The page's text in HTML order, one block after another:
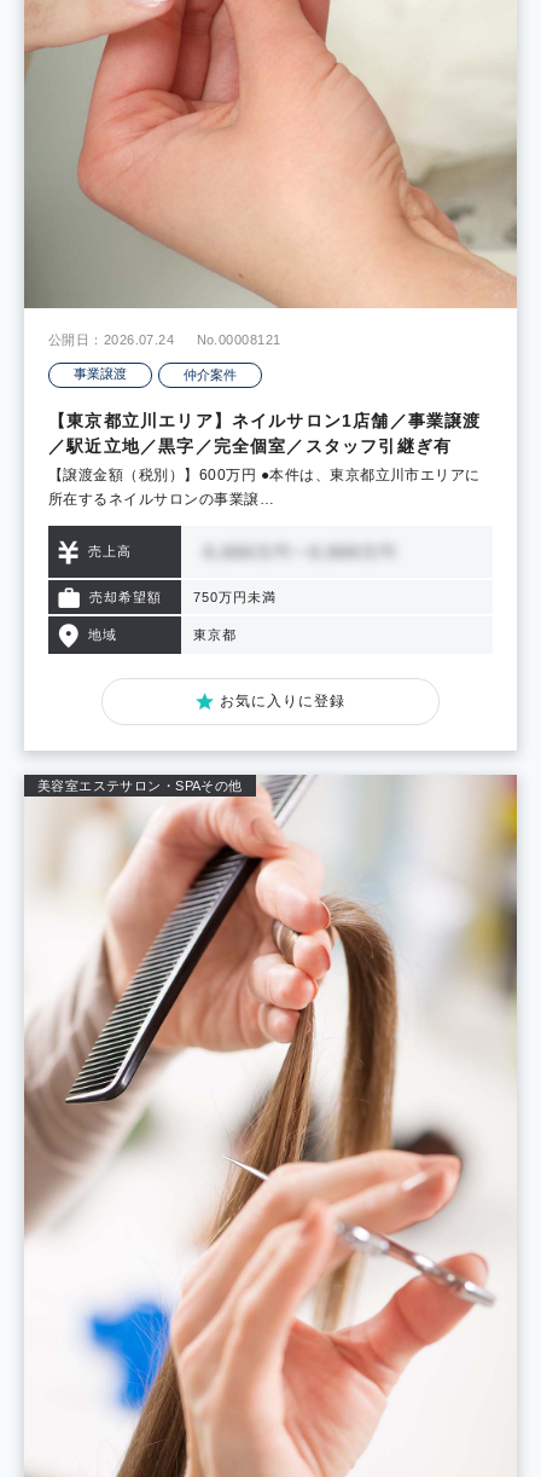
公開日：2026.07.24 No.00008121
事業譲渡 仲介案件
【東京都立川エリア】ネイルサロン1店舗／事業譲渡
／駅近立地／黒字／完全個室／スタッフ引継ぎ有
【譲渡金額（税別）】600万円 ●本件は、東京都立川市エリアに
所在するネイルサロンの事業譲…
売上高
売却希望額 750万円未満
地域 東京都
お気に入りに登録
美容室エステサロン・SPAその他